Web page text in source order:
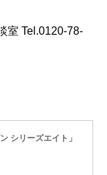
室 Tel.0120-78-
シリーズエイト」